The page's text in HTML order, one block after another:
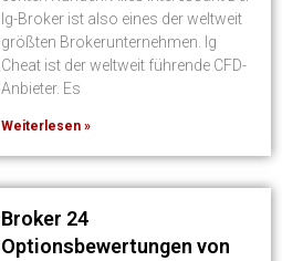
Ig-Broker ist also eines der weltweit
größten Brokerunternehmen. Ig
Cheat ist der weltweit führende CFD-
Anbieter. Es
Weiterlesen »
Broker 24
Optionsbewertungen von